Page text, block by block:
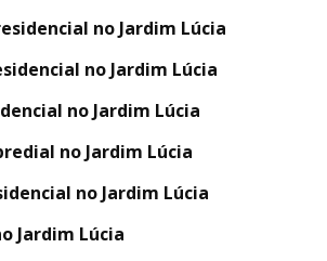
no Jardim Lúcia
no Jardim Lúcia
no Jardim Lúcia
no Jardim Lúcia
no Jardim Lúcia
Jardim Lúcia